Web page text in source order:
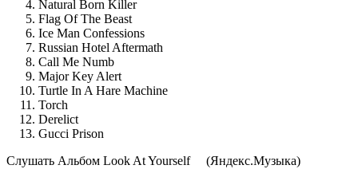
Natural Born Killer
Flag Of The Beast
Ice Man Confessions
Russian Hotel Aftermath
Call Me Numb
Major Key Alert
Turtle In A Hare Machine
Torch
Derelict
Gucci Prison
Cлушать Альбом Look At Yourself
(Яндекс.Музыка)